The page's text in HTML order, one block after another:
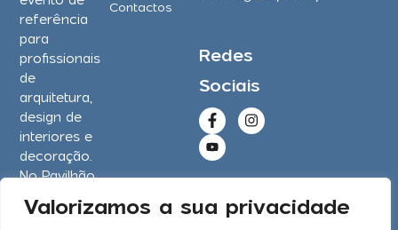
Valorizamos a sua privacidade
referência
para
profissionais
de
arquitetura,
design de
interiores e
decoração.
No Pavilhão
Lisboa.
Contactos
Redes
Sociais